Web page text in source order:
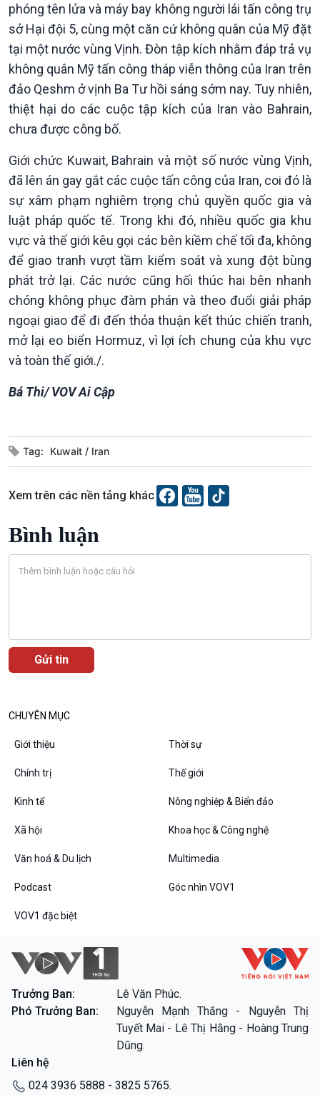
Xã hội chuyển động
Bước chân đến trường
Văn hoá & Du lịch
Tin Văn hoá & Du lịch
Chát với người nổi tiếng
Câu chuyện Thể thao
Multimedia
Ảnh
Video
Infographic
E-Magazine
Podcast
VOV1 đặc biệt
Thanh âm ký sự
Các chương trình đặc biệt
phóng tên lửa và máy bay không người lái tấn công trụ
sở Hại đội 5, cùng một căn cứ không quân của Mỹ đặt
tại một nước vùng Vịnh. Đòn tập kích nhằm đáp trả vụ
không quân Mỹ tấn công tháp viễn thông của Iran trên
đảo Qeshm ở vịnh Ba Tư hồi sáng sớm nay. Tuy nhiên,
thiệt hại do các cuộc tập kích của Iran vào Bahrain,
chưa được công bố.
Giới chức Kuwait, Bahrain và một số nước vùng Vịnh,
đã lên án gay gắt các cuộc tấn công của Iran, coi đó là
sự xâm phạm nghiêm trọng chủ quyền quốc gia và
luật pháp quốc tế. Trong khi đó, nhiều quốc gia khu
vực và thế giới kêu gọi các bên kiềm chế tối đa, không
để giao tranh vượt tầm kiểm soát và xung đột bùng
phát trở lại. Các nước cũng hối thúc hai bên nhanh
chóng không phục đàm phán và theo đuổi giải pháp
ngoại giao để đi đến thỏa thuận kết thúc chiến tranh,
mở lại eo biển Hormuz, vì lợi ích chung của khu vực
và toàn thế giới./.
Bá Thi/ VOV Ai Cập
Tag: Kuwait Iran
Xem trên các nền tảng khác
Bình luận
CHUYÊN MỤC
Giới thiệu Thời sự
Chính trị Thế giới
Kinh tế Nông nghiệp & Biển đảo
Xã hội Khoa học & Công nghệ
Văn hoá & Du lịch Multimedia
Podcast Góc nhìn VOV1
VOV1 đặc biệt
Trưởng Ban:
Lê Văn Phúc.
Phó Trưởng Ban:
Nguyễn Mạnh Thắng - Nguyễn Thị
Tuyết Mai - Lê Thị Hằng - Hoàng Trung
Dũng.
Liên hệ
024 3936 5888 - 3825 5765.